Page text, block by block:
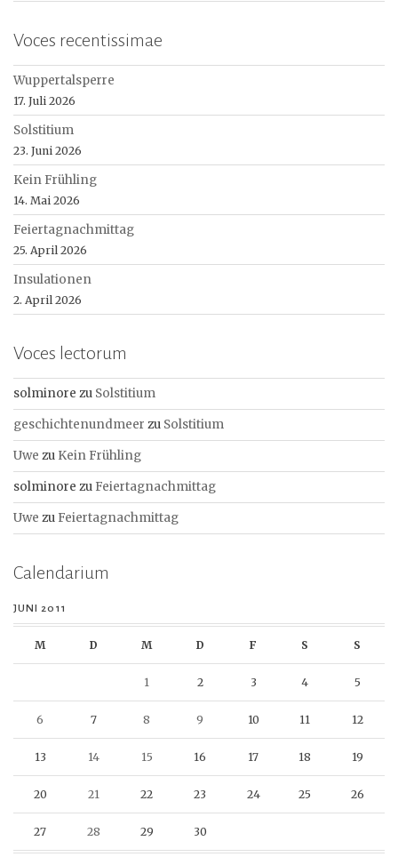
Voces recentissimae
Wuppertalsperre
17. Juli 2026
Solstitium
23. Juni 2026
Kein Frühling
14. Mai 2026
Feiertagnachmittag
25. April 2026
Insulationen
2. April 2026
Voces lectorum
solminore zu Solstitium
geschichtenundmeer zu Solstitium
Uwe zu Kein Frühling
solminore zu Feiertagnachmittag
Uwe zu Feiertagnachmittag
Calendarium
JUNI 2011
M D M D F S S
1 2 3 4 5
6 7 8 9 10 11 12
13 14 15 16 17 18 19
20 21 22 23 24 25 26
27 28 29 30